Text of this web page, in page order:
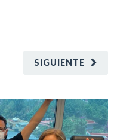
SIGUIENTE